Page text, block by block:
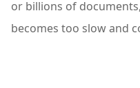
or billions of
becomes too slow and